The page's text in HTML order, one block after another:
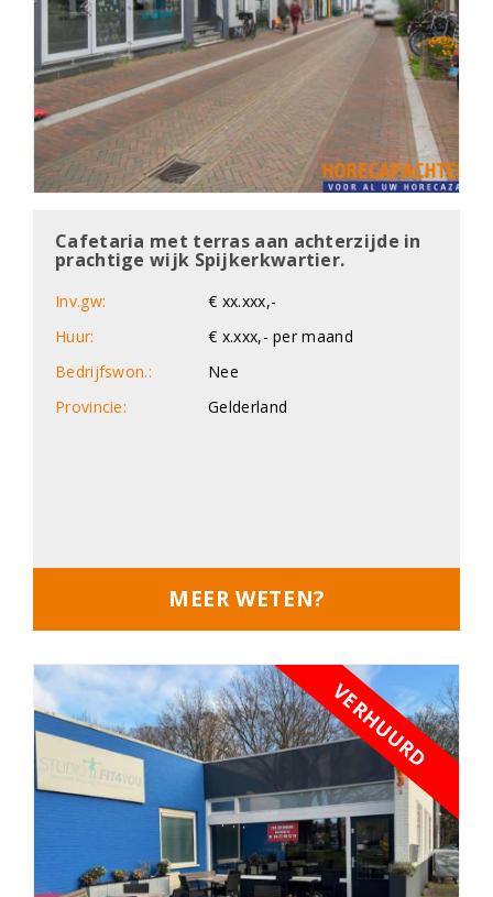
Cafetaria met terras aan achterzijde in
prachtige wijk Spijkerkwartier.
Inv.gw:
€ xx.xxx,-
Huur:
€ x.xxx,- per maand
Bedrijfswon.:
Nee
Provincie:
Gelderland
MEER WETEN?
VERHUURD